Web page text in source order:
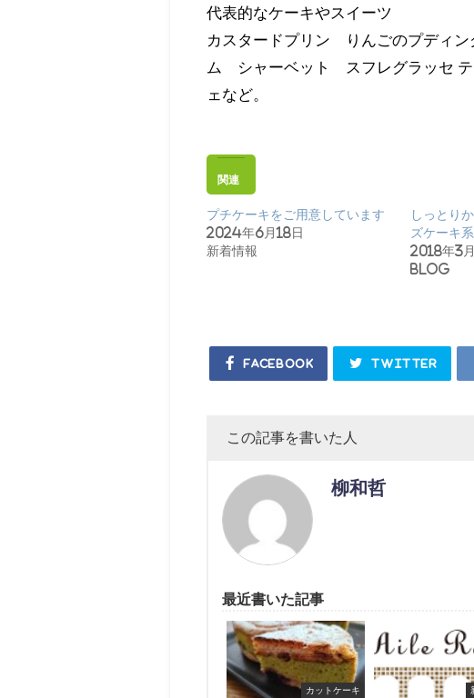
代表的なケーキやスイーツ
カスタードプリン りんごのプデ
ム シャーベット スフレグラッセ
ェなど。
関連
プチケーキをご用意しています
2024年6月18日
新着情報
しっとり
ズケーキ系
2018年3
Blog
Facebook Twitter
この記事を書いた人
柳和哲
最近書いた記事
カットケーキ